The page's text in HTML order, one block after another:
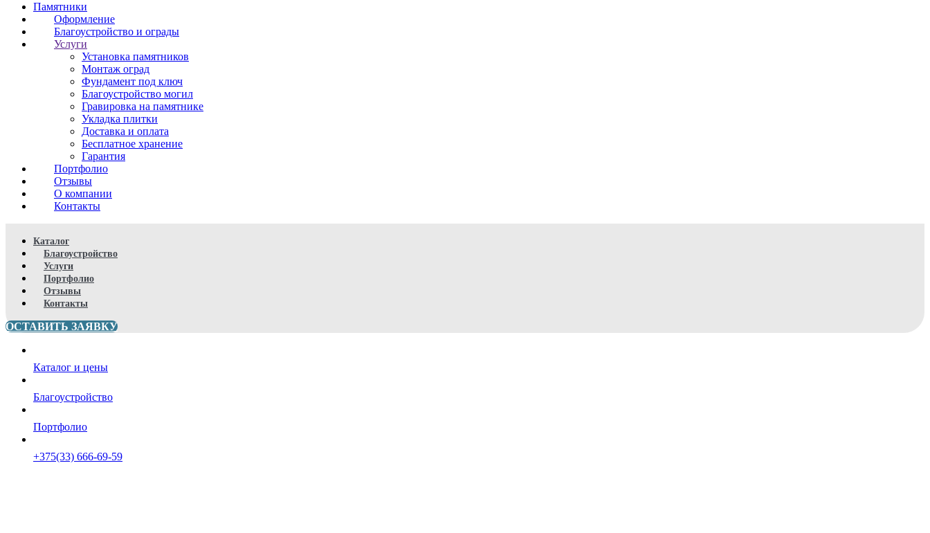
Памятники
Оформление
Благоустройство и ограды
Услуги
Установка памятников
Монтаж оград
Фундамент под ключ
Благоустройство могил
Гравировка на памятнике
Укладка плитки
Доставка и оплата
Бесплатное хранение
Гарантия
Портфолио
Отзывы
О компании
Контакты
Каталог
Благоустройство
Услуги
Портфолио
Отзывы
Контакты
ОСТАВИТЬ ЗАЯВКУ
Каталог и цены
Благоустройство
Портфолио
+375(33) 666-69-59